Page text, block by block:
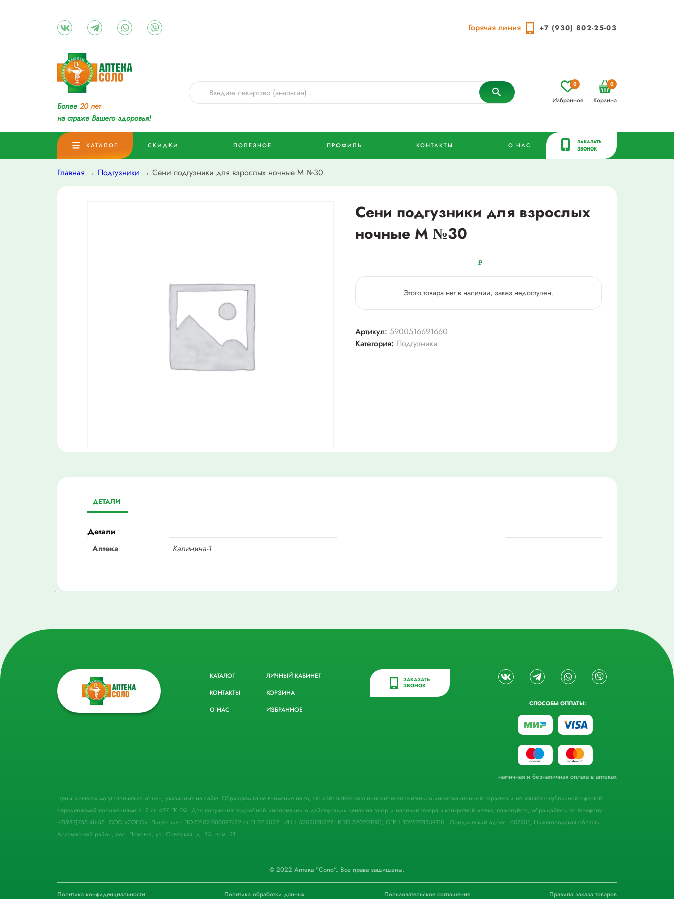
Горячая линия +7 (930) 802-25-03
Более 20 лет
на страже Вашего здоровья!
Избранное
0
Корзина
0
КАТАЛОГ СКИДКИ ПОЛЕЗНОЕ ПРОФИЛЬ КОНТАКТЫ О НАС
ЗАКАЗАТЬ
ЗВОНОК
Главная → Подгузники → Сени подгузники для взрослых ночные М №30
Сени подгузники для взрослых
ночные М №30
₽
Этого товара нет в наличии, заказ недоступен.
Артикул: 5900516691660
Категория: Подгузники
ДЕТАЛИ
Детали
Аптека
Калинина-1
КАТАЛОГ
КОНТАКТЫ
О НАС
ЛИЧНЫЙ КАБИНЕТ
КОРЗИНА
ИЗБРАННОЕ
ЗАКАЗАТЬ
ЗВОНОК
СПОСОБЫ ОПЛАТЫ:
наличная и безналичная оплата в аптеках
Цены в аптеках могут отличаться от цен, указанных на сайте. Обращаем ваше внимание на то, что сайт apteka-solo.ru носит исключительно информационный характер и не является публичной офертой,
определяемой положениями п. 2 ст. 437 ГК РФ. Для получения подробной информации о действующих ценах на товар и наличии товара в конкретной аптеке, пожалуйста, обращайтесь по телефону
+7(987)755-48-55. ООО «СОЛО». Лицензия - ЛО-52-02-000097/22 от 11.07.2022. ИНН 5202008227; КПП 520201001; ОГРН 1025201339118. Юридический адрес: 607201, Нижегородская область,
Арзамасский район, пос. Ломовка, ул. Советская, д. 33, пом. 21.
© 2022 Аптека "Соло". Все права защищены.
Политика конфиденциальности Политика обработки данных Пользовательское соглашение Правила заказа товаров